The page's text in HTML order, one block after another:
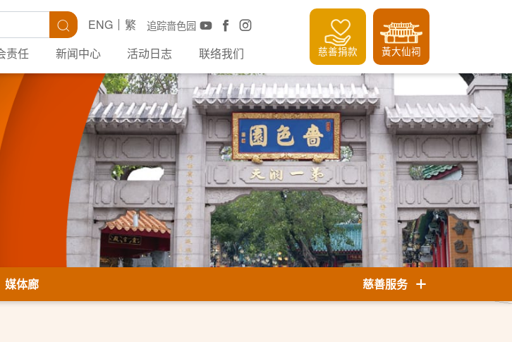
搜寻 追踪啬色园
ENG
繁
责任 新闻中心 活动日志 联络我们 慈善捐款 黃大仙祠
媒体廊 慈善服务